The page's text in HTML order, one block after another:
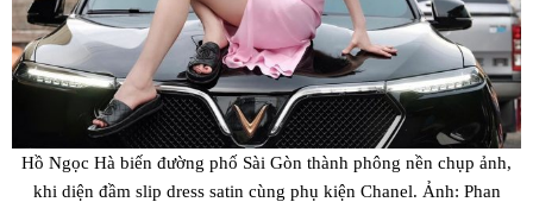
Hồ Ngọc Hà biến đường phố Sài Gòn thành phông nền chụp ảnh,
khi diện đầm slip dress satin cùng phụ kiện Chanel. Ảnh: Phan